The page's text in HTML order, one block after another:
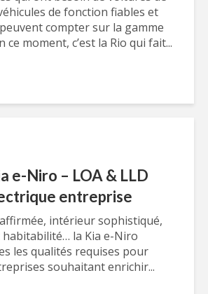
de fonction fiables et
compter sur la gamme
ce moment, c’est la Rio qui fait...
e-Niro – LOA & LLD
entreprise
intérieur sophistiqué,
la Kia e-Niro
les qualités requises pour
souhaitant enrichir...